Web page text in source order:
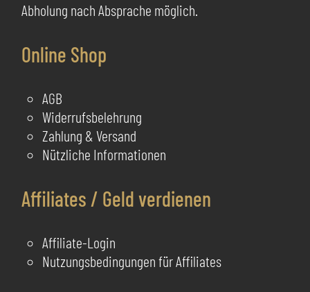
Abholung nach Absprache möglich.
Online Shop
AGB
Widerrufsbelehrung
Zahlung & Versand
Nützliche Informationen
Affiliates / Geld verdienen
Affiliate-Login
Nutzungsbedingungen für Affiliates